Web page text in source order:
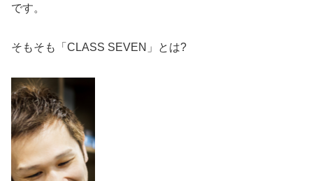
です。
そもそも「CLASS SEVEN」とは?